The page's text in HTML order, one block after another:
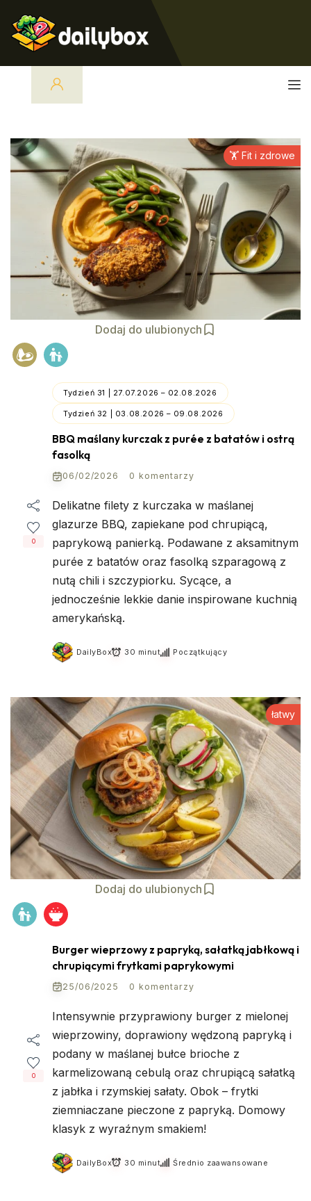
Dodaj do ulubionych
🏋️ Fit i zdrowe
Tydzień 31 | 27.07.2026 – 02.08.2026
Tydzień 32 | 03.08.2026 – 09.08.2026
BBQ maślany kurczak z purée z batatów i ostrą
fasolką
06/02/2026 0 komentarzy
0
Delikatne filety z kurczaka w maślanej
glazurze BBQ, zapiekane pod chrupiącą,
paprykową panierką. Podawane z aksamitnym
purée z batatów oraz fasolką szparagową z
nutą chili i szczypiorku. Sycące, a
jednocześnie lekkie danie inspirowane kuchnią
amerykańską.
DailyBox 30 minut Początkujący
Dodaj do ulubionych
łatwy
Burger wieprzowy z papryką, sałatką jabłkową i
chrupiącymi frytkami paprykowymi
25/06/2025 0 komentarzy
0
Intensywnie przyprawiony burger z mielonej
wieprzowiny, doprawiony wędzoną papryką i
podany w maślanej bułce brioche z
karmelizowaną cebulą oraz chrupiącą sałatką
z jabłka i rzymskiej sałaty. Obok – frytki
ziemniaczane pieczone z papryką. Domowy
klasyk z wyraźnym smakiem!
DailyBox 30 minut Średnio zaawansowane